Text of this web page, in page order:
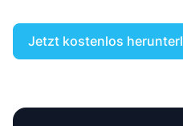
Jetzt kostenlos